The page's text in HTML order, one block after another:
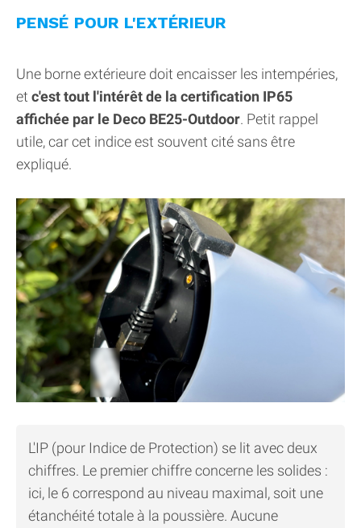
PENSÉ POUR L'EXTÉRIEUR
Une borne extérieure doit encaisser les intempéries,
et c'est tout l'intérêt de la certification IP65
affichée par le Deco BE25-Outdoor. Petit rappel
utile, car cet indice est souvent cité sans être
expliqué.
L'IP (pour Indice de Protection) se lit avec deux
chiffres. Le premier chiffre concerne les solides :
ici, le 6 correspond au niveau maximal, soit une
étanchéité totale à la poussière. Aucune